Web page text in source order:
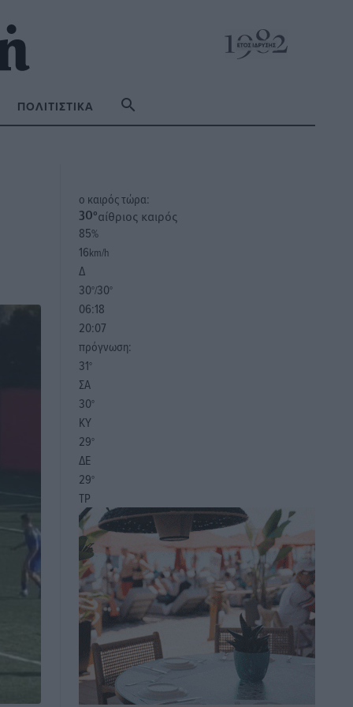
ΠΟΛΙΤΙΣΤΙΚΆ
o καιρός τώρα:
30°αίθριος καιρός
85%
16km/h
Δ
30°/30°
06:18
20:07
πρόγνωση:
31°
ΣΑ
30°
ΚΥ
29°
ΔΕ
29°
ΤΡ